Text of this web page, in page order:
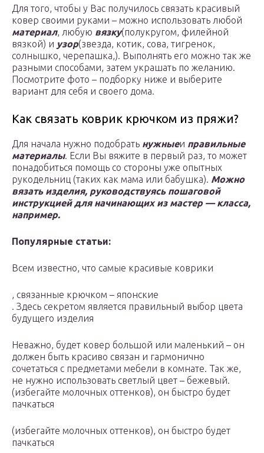
Для того, чтобы у Вас получилось связать красивый
ковер своими руками – можно использовать любой
материал, любую вязку(полукругом, филейной
вязкой) и узор(звезда, котик, сова, тигренок,
солнышко, черепашка,). Выполнять его можно так же
разными способами, затем украшать по желанию.
Посмотрите фото – подборку ниже и выберите
вариант для себя и своего дома.
Как связать коврик крючком из пряжи?
Для начала нужно подобрать нужныеи правильные
материалы. Если Вы вяжите в первый раз, то может
понадобиться помощь со стороны уже опытных
рукодельниц (таких как мама или бабушка). Можно
вязать изделия, руководствуясь пошаговой
инструкцией для начинающих из мастер — класса,
например.
Популярные статьи:
Всем известно, что самые красивые коврики
, связанные крючком – японские
. Здесь секретом является правильный выбор цвета
будущего изделия
Неважно, будет ковер большой или маленький – он
должен быть красиво связан и гармонично
сочетаться с предметами мебели в комнате. Так же,
не нужно использовать светлый цвет – бежевый.
(избегайте молочных оттенков), он быстро будет
пачкаться
(избегайте молочных оттенков), он быстро будет
пачкаться